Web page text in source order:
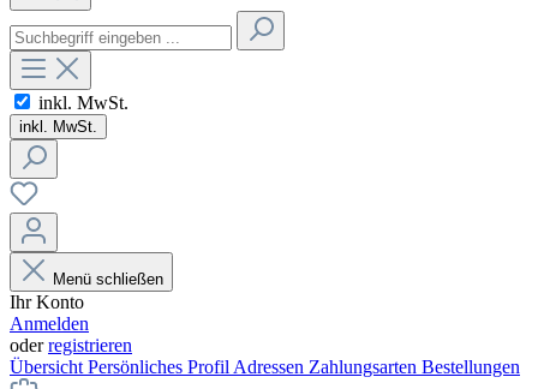
inkl. MwSt.
inkl. MwSt.
Menü schließen
Ihr Konto
Anmelden
oderregistrieren
Übersicht Persönliches Profil Adressen Zahlungsarten Bestellungen